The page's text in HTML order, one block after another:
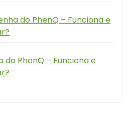
do PhenQ – Funciona e
do PhenQ – Funciona e